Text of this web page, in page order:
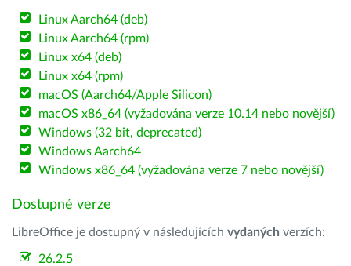
Linux Aarch64 (deb)
Linux Aarch64 (rpm)
Linux x64 (deb)
Linux x64 (rpm)
macOS (Aarch64/Apple Silicon)
macOS x86_64 (vyžadována verze 10.14 nebo novější)
Windows (32 bit, deprecated)
Windows Aarch64
Windows x86_64 (vyžadována verze 7 nebo novější)
Dostupné verze
LibreOffice je dostupný v následujících vydaných verzích:
26.2.5